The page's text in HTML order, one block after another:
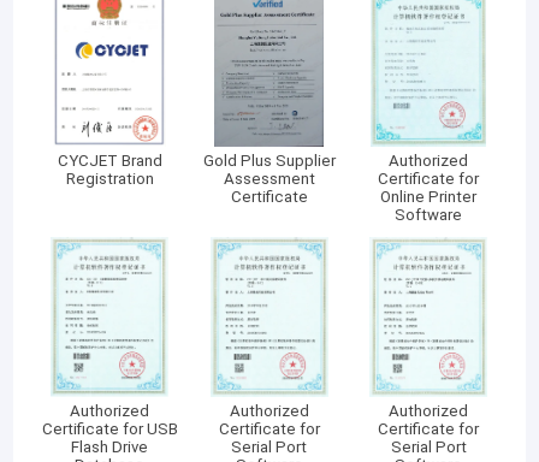
Drucker Consumables
CYCJET Brand
Registration
Gold Plus Supplier
Assessment
Certificate
Authorized
Certificate for
Online Printer
Software
Authorized
Certificate for USB
Flash Drive
Authorized
Certificate for
Serial Port
Authorized
Certificate for
Serial Port
Besuch u. Vor-Ort-Service:
Als High-Teches Unternehmen sind CYCJET-Reihenprodukte in
mehr als 120 Länder und Regionen, wie die Vereinigten Staaten,
Großbritannien, Frankreich, Deutschland, Malaysia, Singapur,
Indonesien, Arabische Emirate, Saudi-Arabien, Brasilien
exportiert worden, ETC… empfangen in hohem Grade empfohlen
von den inländischen und Auslandskunden.